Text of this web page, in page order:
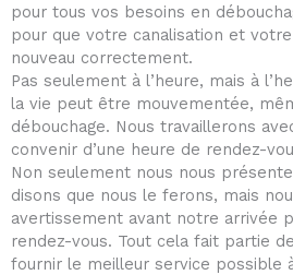
pour tous vos besoins en
pour que votre canalisation et
nouveau correctement.
Pas seulement à l’heure, mais à
la vie peut être mouvementée,
débouchage. Nous travaillerons
convenir d’une heure de rendez-
Non seulement nous nous
disons que nous le ferons, mais
avertissement avant notre arrivée
rendez-vous. Tout cela fait partie
fournir le meilleur service possible